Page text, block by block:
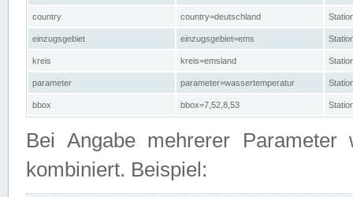
country country=deutschland
einzugsgebiet einzugsgebiet=ems
kreis kreis=emsland
parameter parameter=wassertemperatur
bbox bbox=7,52,8,53
Bei Angabe mehrerer Parameter
kombiniert. Beispiel: